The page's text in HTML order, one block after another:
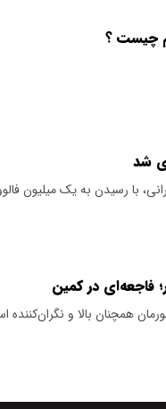
چیست ؟
شد
با رسیدن به یک میلیون
فاجعه‌ای در کمین
همچنان بالا و